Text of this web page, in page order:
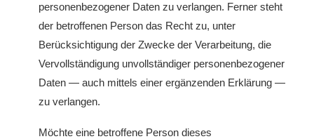
personenbezogener Daten zu verlangen. Ferner steht
der betroffenen Person das Recht zu, unter
Berücksichtigung der Zwecke der Verarbeitung, die
Vervollständigung unvollständiger personenbezogener
Daten — auch mittels einer ergänzenden Erklärung —
zu verlangen.
Möchte eine betroffene Person dieses